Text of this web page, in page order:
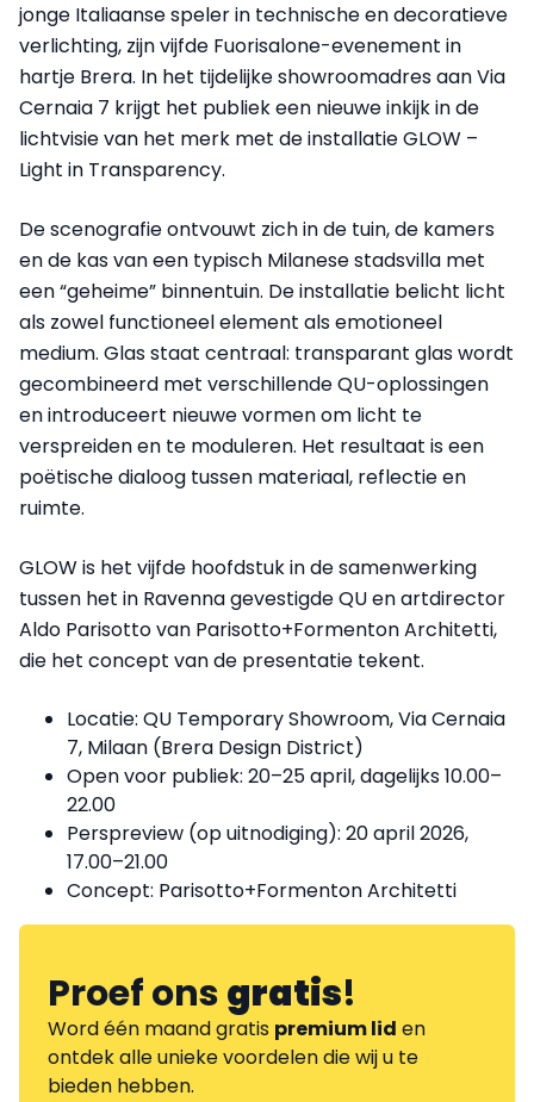
jonge Italiaanse speler in technische en decoratieve
verlichting, zijn vijfde Fuorisalone-evenement in
hartje Brera. In het tijdelijke showroomadres aan Via
Cernaia 7 krijgt het publiek een nieuwe inkijk in de
lichtvisie van het merk met de installatie GLOW –
Light in Transparency.
De scenografie ontvouwt zich in de tuin, de kamers
en de kas van een typisch Milanese stadsvilla met
een “geheime” binnentuin. De installatie belicht licht
als zowel functioneel element als emotioneel
medium. Glas staat centraal: transparant glas wordt
gecombineerd met verschillende QU-oplossingen
en introduceert nieuwe vormen om licht te
verspreiden en te moduleren. Het resultaat is een
poëtische dialoog tussen materiaal, reflectie en
ruimte.
GLOW is het vijfde hoofdstuk in de samenwerking
tussen het in Ravenna gevestigde QU en artdirector
Aldo Parisotto van Parisotto+Formenton Architetti,
die het concept van de presentatie tekent.
Locatie: QU Temporary Showroom, Via Cernaia
7, Milaan (Brera Design District)
Open voor publiek: 20–25 april, dagelijks 10.00–
22.00
Perspreview (op uitnodiging): 20 april 2026,
17.00–21.00
Concept: Parisotto+Formenton Architetti
Proef onsgratis!
Word één maand gratis premium lid en
ontdek alle unieke voordelen die wij u te
bieden hebben.